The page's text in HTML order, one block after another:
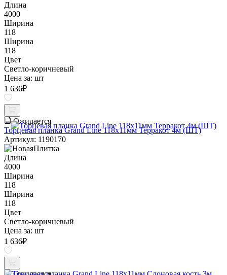
Длина
4000
Ширина
118
Ширина
118
Цвет
Светло-коричневый
Цена за: шт
1 636₽
Ожидается
Торцевая планка Grand Line 118х11мм Терракот 4м (ШТ)
Артикул: 1190170
Длина
4000
Ширина
118
Ширина
118
Цвет
Светло-коричневый
Цена за: шт
1 636₽